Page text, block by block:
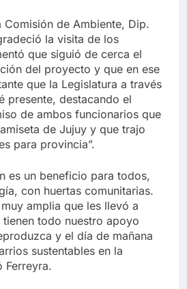
Comisión de Ambiente, Dip.
la visita de los
que siguió de cerca el
del proyecto y que en ese
que la Legislatura a través
presente, destacando el
de ambos funcionarios que
de Jujuy y que trajo
para provincia”.
es un beneficio para todos,
con huertas comunitarias.
amplia que les llevó a
todo nuestro apoyo
y el día de mañana
sustentables en la
Ferreyra.